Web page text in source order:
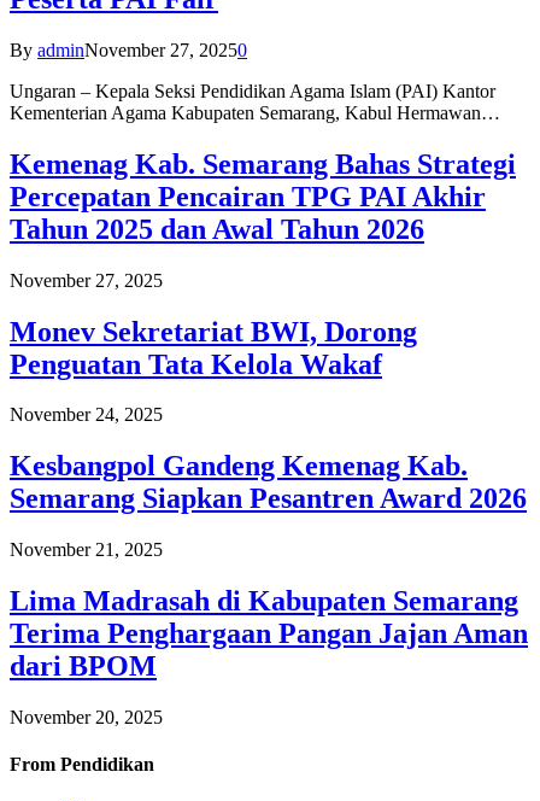
By adminNovember 27, 20250
Ungaran – Kepala Seksi Pendidikan Agama Islam (PAI) Kantor
Kementerian Agama Kabupaten Semarang, Kabul Hermawan…
Kemenag Kab. Semarang Bahas Strategi
Percepatan Pencairan TPG PAI Akhir
Tahun 2025 dan Awal Tahun 2026
November 27, 2025
Monev Sekretariat BWI, Dorong
Penguatan Tata Kelola Wakaf
November 24, 2025
Kesbangpol Gandeng Kemenag Kab.
Semarang Siapkan Pesantren Award 2026
November 21, 2025
Lima Madrasah di Kabupaten Semarang
Terima Penghargaan Pangan Jajan Aman
dari BPOM
November 20, 2025
From Pendidikan